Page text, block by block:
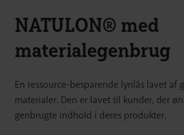
NATULON® med
materialegenbrug
En ressource-besparende lynlås lavet af
materialer. Den er lavet til kunder, der
genbrugte indhold i deres produkter.